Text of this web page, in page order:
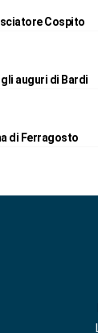
Cospito
auguri di Bardi
di Ferragosto